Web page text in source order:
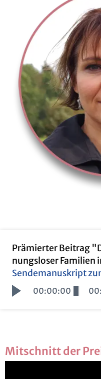
Prä­mier­ter Bei­trag
nungs­lo­ser Fa­mi­li­en
Sen­de­ma­nu­skript
00:00:00
Mit­schnitt der